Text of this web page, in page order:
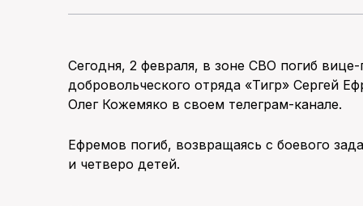
Сегодня, 2 февраля, в зоне СВО погиб
добровольческого отряда «Тигр» Сергей
Олег Кожемяко в своем телеграм-канале.
Ефремов погиб, возвращаясь с боевого
и четверо детей.